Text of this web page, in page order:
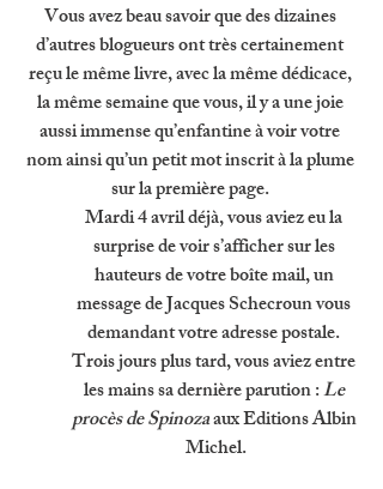
Vous avez beau savoir que des dizaines
d’autres blogueurs ont très certainement
reçu le même livre, avec la même dédicace,
la même semaine que vous, il y a une joie
aussi immense qu’enfantine à voir votre
nom ainsi qu’un petit mot inscrit à la plume
sur la première page.
Mardi 4 avril déjà, vous aviez eu la
surprise de voir s’afficher sur les
hauteurs de votre boîte mail, un
message de Jacques Schecroun vous
demandant votre adresse postale.
Trois jours plus tard, vous aviez entre
les mains sa dernière parution : Le
procès de Spinoza aux Editions Albin
Michel.